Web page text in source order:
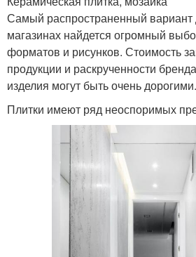
Самый распространенный вариант
магазинах найдется огромный
форматов и рисунков. Стоимость
продукции и раскрученности
изделия могут быть очень дорогими.
Плитки имеют ряд неоспоримых